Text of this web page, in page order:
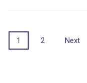
Posts
navigation
1 2 Next